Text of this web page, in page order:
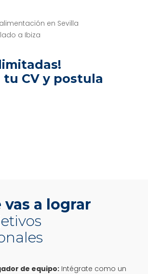
en Sevilla
a Ibiza
tu CV y postula
vas a lograr
de equipo:Intégrate como un